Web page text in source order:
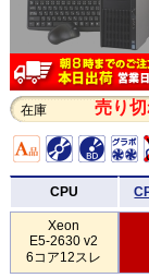
在庫 売り
CPU
Xeon
E5-2630 v2
6コア12スレ